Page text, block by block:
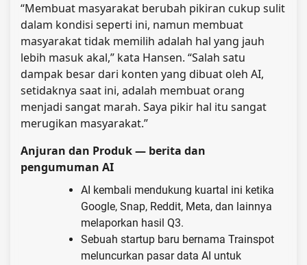
“Membuat masyarakat berubah pikiran cukup sulit
dalam kondisi seperti ini, namun membuat
masyarakat tidak memilih adalah hal yang jauh
lebih masuk akal,” kata Hansen. “Salah satu
dampak besar dari konten yang dibuat oleh AI,
setidaknya saat ini, adalah membuat orang
menjadi sangat marah. Saya pikir hal itu sangat
merugikan masyarakat.”
Anjuran dan Produk — berita dan
pengumuman AI
AI kembali mendukung kuartal ini ketika
Google, Snap, Reddit, Meta, dan lainnya
melaporkan hasil Q3.
Sebuah startup baru bernama Trainspot
meluncurkan pasar data AI untuk